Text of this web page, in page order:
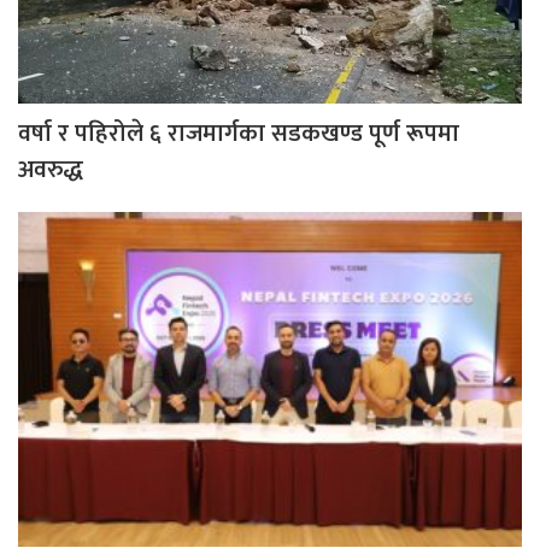
वर्षा र पहिरोले ६ राजमार्गका सडकखण्ड पूर्ण रूपमा
अवरुद्ध